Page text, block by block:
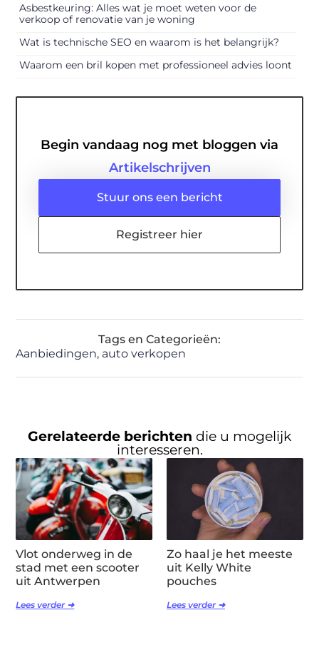
Asbestkeuring: Alles wat je moet weten voor de
verkoop of renovatie van je woning
Wat is technische SEO en waarom is het belangrijk?
Waarom een bril kopen met professioneel advies loont
Begin vandaag nog met bloggen via
Artikelschrijven
Stuur ons een bericht
Registreer hier
Tags en Categorieën:
Aanbiedingen, auto verkopen
Gerelateerde berichten die u mogelijk
interesseren.
Vlot onderweg in de
stad met een scooter
uit Antwerpen
Lees verder ➜
Zo haal je het meeste
uit Kelly White
pouches
Lees verder ➜